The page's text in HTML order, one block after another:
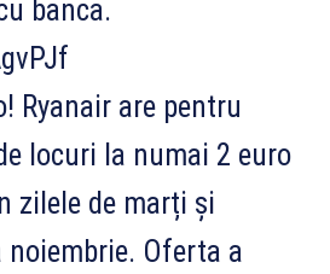
banca.
Ryanair are pentru
locuri la numai 2 euro
zilele de marți și
Oferta a